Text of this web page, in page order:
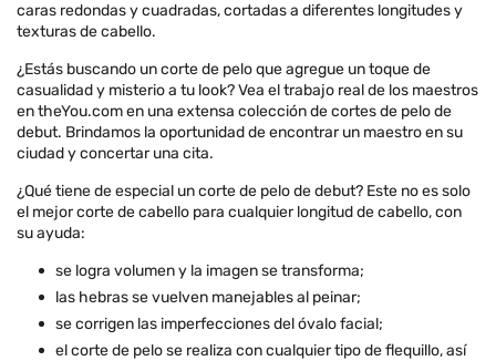
caras redondas y cuadradas, cortadas a diferentes longitudes y
texturas de cabello.
¿Estás buscando un corte de pelo que agregue un toque de
casualidad y misterio a tu look? Vea el trabajo real de los maestros
en theYou.com en una extensa colección de cortes de pelo de
debut. Brindamos la oportunidad de encontrar un maestro en su
ciudad y concertar una cita.
¿Qué tiene de especial un corte de pelo de debut? Este no es solo
el mejor corte de cabello para cualquier longitud de cabello, con
su ayuda:
se logra volumen y la imagen se transforma;
las hebras se vuelven manejables al peinar;
se corrigen las imperfecciones del óvalo facial;
el corte de pelo se realiza con cualquier tipo de flequillo, así